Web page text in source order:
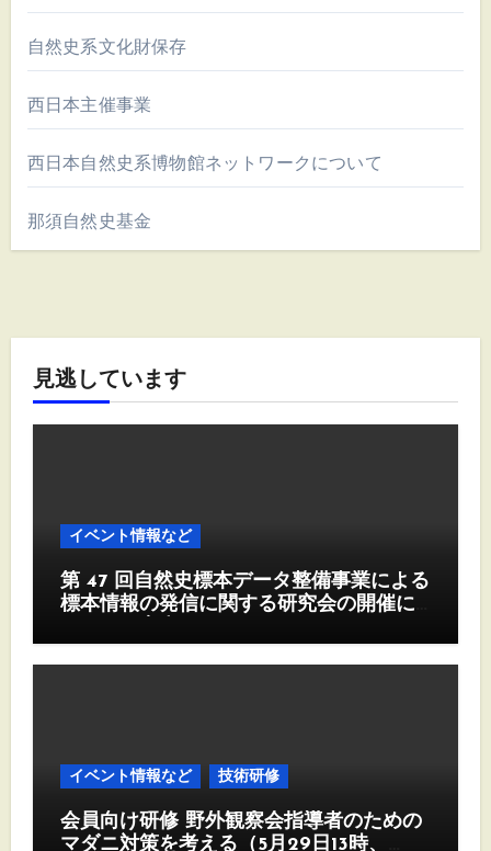
自然史系文化財保存
西日本主催事業
西日本自然史系博物館ネットワークについて
那須自然史基金
見逃しています
イベント情報など
第 47 回自然史標本データ整備事業による
標本情報の発信に関する研究会の開催に
イベント情報など 技術研修
会員向け研修 野外観察会指導者のための
マダニ対策を考える（5月29日13時、